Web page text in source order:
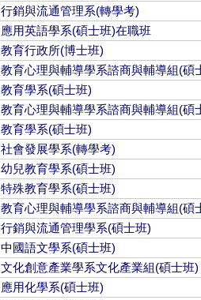
行銷與流通管理系(轉學考)
應用英語學系(碩士班)在職班
教育行政所(博士班)
教育心理與輔導學系諮商與輔導組(碩
教育學系(碩士班)
教育心理與輔導學系諮商與輔導組(碩
教育學系(碩士班)
社會發展學系(轉學考)
幼兒教育學系(碩士班)
特殊教育學系(碩士班)
教育心理與輔導學系諮商與輔導組(碩
行銷與流通管理學系(碩士班)
中國語文學系(碩士班)
文化創意產業學系文化產業組(碩士班)
應用化學系(碩士班)